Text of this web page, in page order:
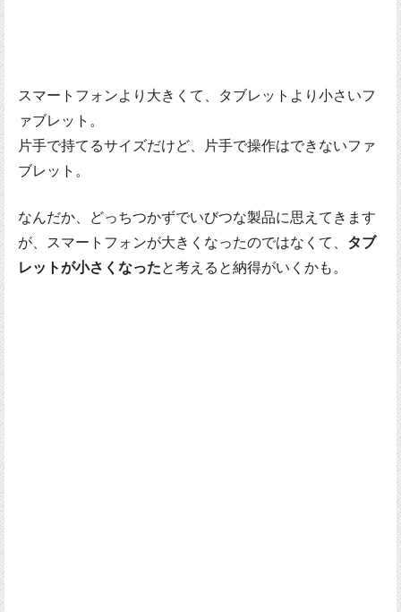
スマートフォンより大きくて、タブレットより小さいフ
ァブレット。
片手で持てるサイズだけど、片手で操作はできないファ
ブレット。
なんだか、どっちつかずでいびつな製品に思えてきます
が、スマートフォンが大きくなったのではなくて、 タブ
レットが小さくなった と考えると納得がいくかも。